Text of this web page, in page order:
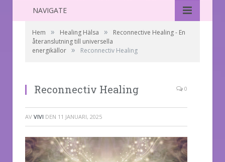
NAVIGATE
Hem » Healing Hälsa »
Reconnective Healing - En
återanslutning till universella
energikällor » Reconnectiv Healing
Reconnectiv Healing 0
AV VIVI DEN 11 JANUARI, 2025